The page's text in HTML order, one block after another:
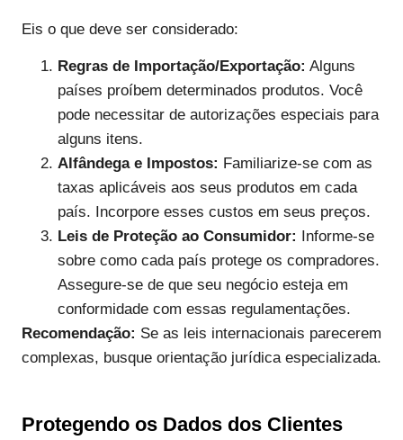
Eis o que deve ser considerado:
Regras de Importação/Exportação: Alguns
países proíbem determinados produtos. Você
pode necessitar de autorizações especiais para
alguns itens.
Alfândega e Impostos: Familiarize-se com as
taxas aplicáveis aos seus produtos em cada
país. Incorpore esses custos em seus preços.
Leis de Proteção ao Consumidor:
Informe-se
sobre como cada país protege os compradores.
Assegure-se de que seu negócio esteja em
conformidade com essas regulamentações.
Recomendação: Se as leis internacionais parecerem
complexas, busque orientação jurídica especializada.
Protegendo os Dados dos Clientes